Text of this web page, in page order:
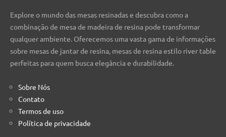
Explore o mundo das mesas resinadas e descubra como a
combinação de mesa de madeira de resina pode transformar
qualquer ambiente. Oferecemos uma vasta gama de informações
sobre mesas de jantar de resina, mesas de resina estilo river table
perfeitas para quem busca elegância e durabilidade.
Sobre Nós
Contato
Termos de uso
Política de privacidade